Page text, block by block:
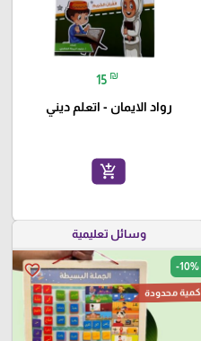
15 ₪
رواد الايمان - اتعلم ديني
add_shopping_cart
وسائل تعليمية
favorite_border -10%
كمية محدودة